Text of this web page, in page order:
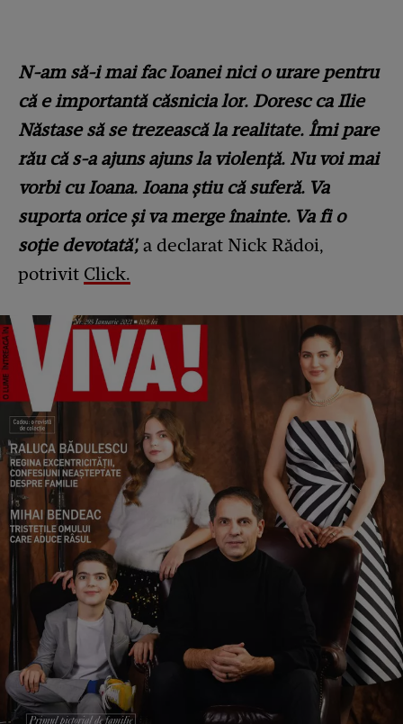
N-am să-i mai fac Ioanei nici o urare pentru
că e importantă căsnicia lor. Doresc ca Ilie
Năstase să se trezească la realitate. Îmi pare
rău că s-a ajuns ajuns la violență. Nu voi mai
vorbi cu Ioana. Ioana știu că suferă. Va
suporta orice și va merge înainte. Va fi o
soție devotată', a declarat Nick Rădoi,
potrivit Click.